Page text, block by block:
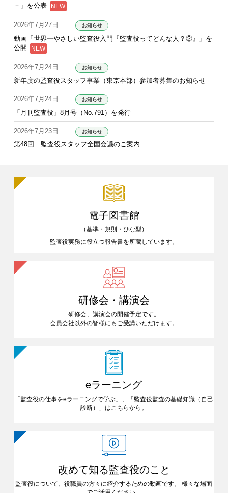
－」を公表
2026年7月27日 お知らせ
動画「世界一やさしい監査役入門『監査役ってどんな人？②』」を
公開
2026年7月24日 お知らせ
新年度の監査役スタッフ事業（東京本部）参加者募集のお知らせ
2026年7月24日 お知らせ
「月刊監査役」8月号（No.791）を発行
2026年7月23日 お知らせ
第48回 監査役スタッフ全国会議のご案内
電子図書館
（基準・規則・ひな型）
監査役実務に役立つ報告書を所蔵しています。
研修会・講演会
研修会、講演会の開催予定です。
会員会社以外の皆様にも ご受講いただけます。
eラーニング
「監査役の仕事をeラーニングで学ぶ」、「監査役監査の基礎知識 （自己
診断）」はこちらから。
改めて知る監査役のこと
監査役について、役職員の方々に紹介するための動画です。
様々な場面